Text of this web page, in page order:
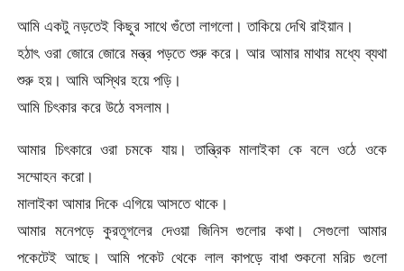
আমি একটু নড়তেই কিছুর সাথে গুঁতো লাগলো। তাকিয়ে দেখি রাইয়ান।
হঠাৎ ওরা জোরে জোরে মন্ত্র পড়তে শুরু করে। আর আমার মাথার মধ্যে ব্যথা
শুরু হয়। আমি অস্থির হয়ে পড়ি।
আমি চিৎকার করে উঠে বসলাম।
আমার চিৎকারে ওরা চমকে যায়। তান্ত্রিক মালাইকা কে বলে ওঠে ওকে
সম্মোহন করো।
মালাইকা আমার দিকে এগিয়ে আসতে থাকে।
আমার মনেপড়ে কুরতূগলের দেওয়া জিনিস গুলোর কথা। সেগুলো আমার
পকেটেই আছে। আমি পকেট থেকে লাল কাপড়ে বাধা শুকনো মরিচ গুলো